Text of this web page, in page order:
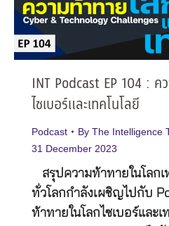
INT Podcast EP 104 : ค
ไซเบอร์และเทคโนโลยี
Podcast By The Intelligence
31 December 2023
สรุปความท้าทายในโลกเ
ทั่วโลกกำลังเผชิญไปกับ
ท้าทายในโลกไซเบอร์และ